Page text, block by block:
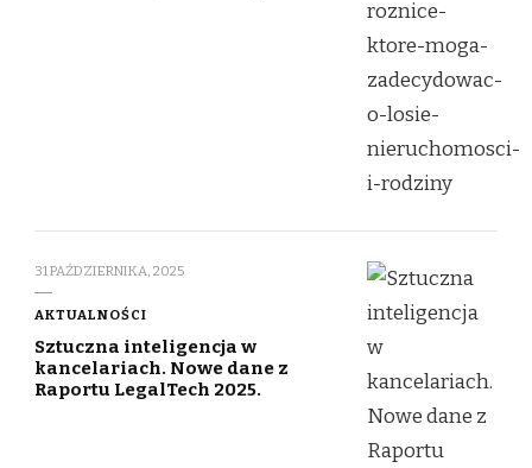
31 PAŹDZIERNIKA, 2025
AKTUALNOŚCI
Sztuczna inteligencja w
kancelariach. Nowe dane z
Raportu LegalTech 2025.